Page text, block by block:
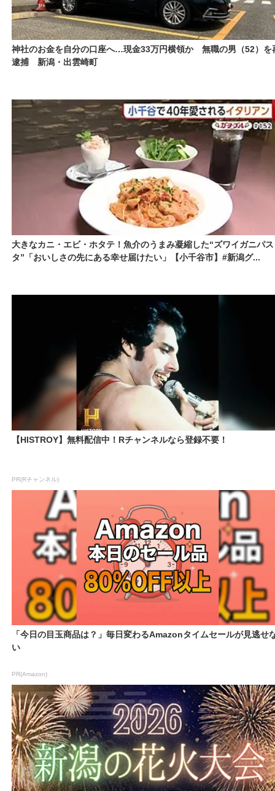
神社のお金を自分の口座へ…現金33万円横領か 無職の男（52）を
逮捕 新潟・出雲崎町
大きなカニ・エビ・ホタテ！魚介のうまみ凝縮した“ズワイガニパス
タ”「おいしさの先にある幸せ届けたい」【小千谷市】#新潟グ...
【HISTROY】無料配信中！Rチャンネルなら登録不要！
PR(Rチャンネル)
「今日の目玉商品は？」毎日変わるAmazonタイムセールが見逃せ
い
PR(Amazon)